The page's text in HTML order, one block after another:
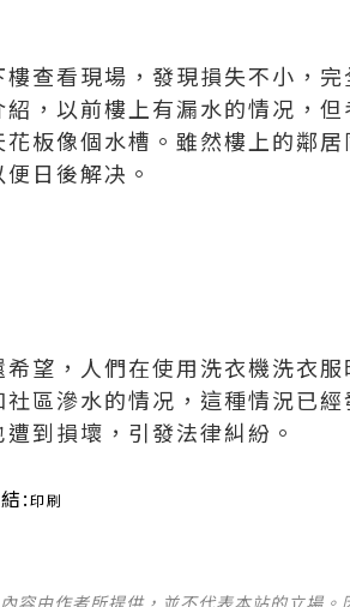
樓查看現場，發現損失不小，
紹，以前樓上有漏水的情况，
花板像個水槽。雖然樓上的鄰
日後解决。
希望，人們在使用洗衣機洗衣
社區滲水的情况，這種情況已
遭到損壞，引發法律糾紛。
:印刷
容由作者所提供，並不代表本站的立場